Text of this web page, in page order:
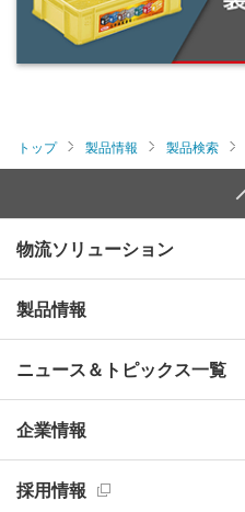
トップ 製品情報 製品検索
物流ソリューション
製品情報
ニュース＆トピックス一覧
企業情報
採用情報